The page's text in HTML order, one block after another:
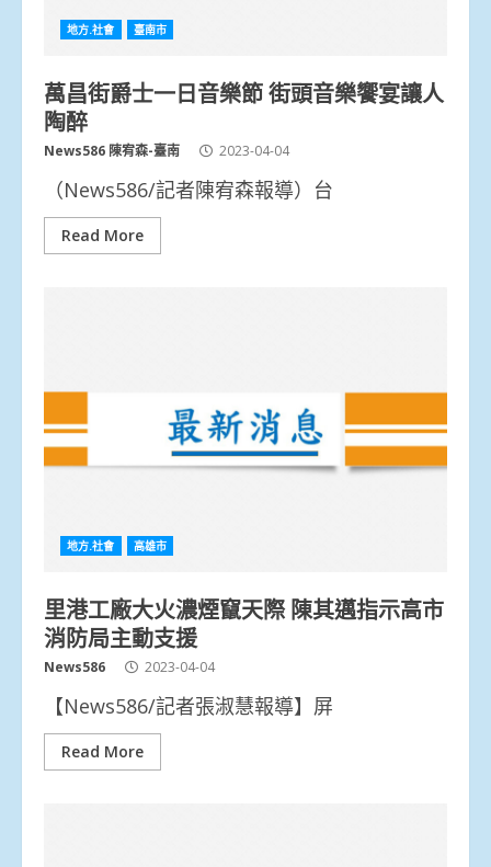
地方.社會 臺南市
萬昌街爵士一日音樂節 街頭音樂饗宴讓人
陶醉
News586 陳宥森-臺南 2023-04-04
（News586/記者陳宥森報導）台
Read More
地方.社會 高雄市
里港工廠大火濃煙竄天際 陳其邁指示高市
消防局主動支援
News586 2023-04-04
【News586/記者張淑慧報導】屏
Read More